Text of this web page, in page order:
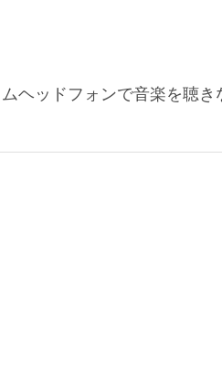
ヘッドフォンで音楽を聴